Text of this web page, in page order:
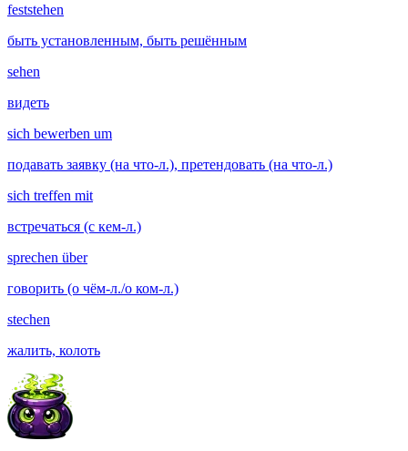
feststehen
быть установленным, быть решённым
sehen
видеть
sich bewerben um
подавать заявку (на что-л.), претендовать (на что-л.)
sich treffen mit
встречаться (с кем-л.)
sprechen über
говорить (о чём-л./о ком-л.)
stechen
жалить, колоть